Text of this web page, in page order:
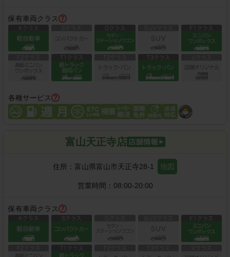
保有車両クラス
各種サービス
富山天正寺店
住所： 富山県富山市天正寺28-1 地図
営業時間： 08:00-20:00
保有車両クラス